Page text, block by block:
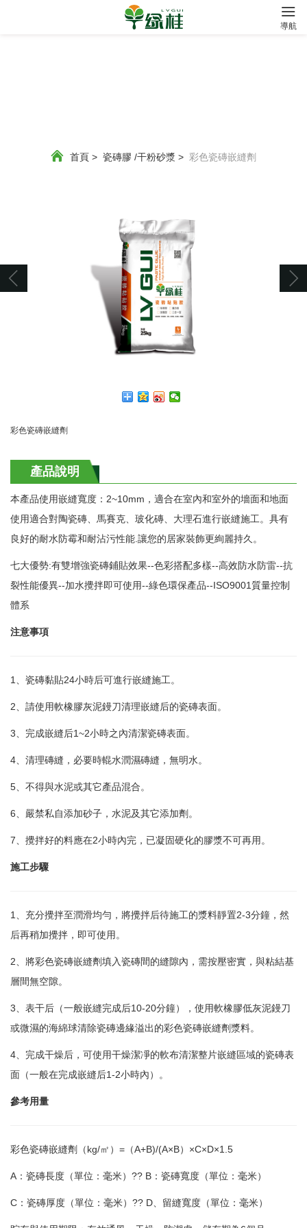
導航
首頁 > 瓷磚膠 /干粉砂漿 > 彩色瓷磚嵌縫劑
彩色瓷磚嵌縫劑
產品說明
本產品使用嵌縫寬度：2~10mm，適合在室內和室外的墻面和地面
使用適合對陶瓷磚、馬賽克、玻化磚、大理石進行嵌縫施工。具有
良好的耐水防霉和耐沾污性能.讓您的居家裝飾更絢麗持久。
七大優勢:有雙增強瓷磚鋪貼效果--色彩搭配多樣--高效防水防雷--抗
裂性能優異--加水攪拌即可使用--綠色環保產品--ISO9001質量控制
體系
注意事項
1、瓷磚黏貼24小時后可進行嵌縫施工。
2、請使用軟橡膠灰泥鏝刀清理嵌縫后的瓷磚表面。
3、完成嵌縫后1~2小時之內清潔瓷磚表面。
4、清理磚縫，必要時輥水潤濕磚縫，無明水。
5、不得與水泥或其它產品混合。
6、嚴禁私自添加砂子，水泥及其它添加劑。
7、攪拌好的料應在2小時內完，已凝固硬化的膠漿不可再用。
施工步驟
1、充分攪拌至潤滑均勻，將攪拌后待施工的漿料靜置2-3分鐘，然
后再稍加攪拌，即可使用。
2、將彩色瓷磚嵌縫劑填入瓷磚間的縫隙內，需按壓密實，與粘結基
層間無空隙。
3、表干后（一般嵌縫完成后10-20分鐘），使用軟橡膠低灰泥鏝刀
或微濕的海綿球清除瓷磚邊緣溢出的彩色瓷磚嵌縫劑漿料。
4、完成干燥后，可使用干燥潔凈的軟布清潔整片嵌縫區域的瓷磚表
面（一般在完成嵌縫后1-2小時內）。
參考用量
彩色瓷磚嵌縫劑（kg/㎡）=（A+B)/(A×B）×C×D×1.5
A：瓷磚長度（單位：毫米）?? B：瓷磚寬度（單位：毫米）
C：瓷磚厚度（單位：毫米）?? D、留縫寬度（單位：毫米）